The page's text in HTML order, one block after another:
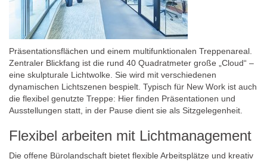
Präsentationsflächen und einem multifunktionalen Treppenareal.
Zentraler Blickfang ist die rund 40 Quadratmeter große „Cloud“ –
eine skulpturale Lichtwolke. Sie wird mit verschiedenen
dynamischen Lichtszenen bespielt. Typisch für New Work ist auch
die flexibel genutzte Treppe: Hier finden Präsentationen und
Ausstellungen statt, in der Pause dient sie als Sitzgelegenheit.
Flexibel arbeiten mit Lichtmanagement
Die offene Bürolandschaft bietet flexible Arbeitsplätze und kreativ